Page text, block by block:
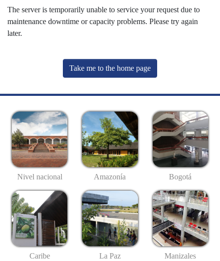
The server is temporarily unable to service your request due to
maintenance downtime or capacity problems. Please try again
later.
Take me to the home page
Nivel nacional Amazonía Bogotá
Caribe La Paz Manizales